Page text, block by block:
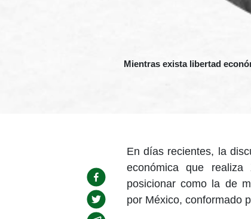
Mientras exista libertad
En días recientes, la
económica que
posicionar como la de
por México, conformado